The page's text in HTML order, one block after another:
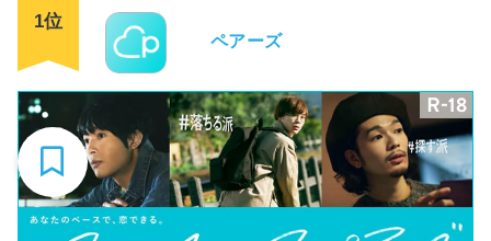
1位
ペアーズ